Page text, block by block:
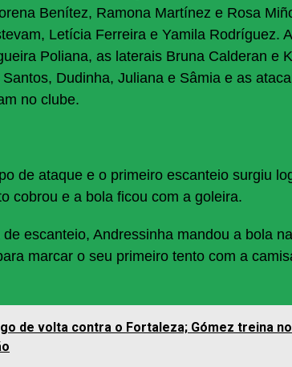
Benítez, Ramona Martínez e Rosa
Letícia Ferreira e Yamila Rodríguez.
Poliana, as laterais Bruna Calderan e
Dudinha, Juliana e Sâmia e as
no clube.
de ataque e o primeiro escanteio surgiu
cobrou e a bola ficou com a goleira.
escanteio, Andressinha mandou a bola
marcar o seu primeiro tento com a
de volta contra o Fortaleza; Gómez treina no